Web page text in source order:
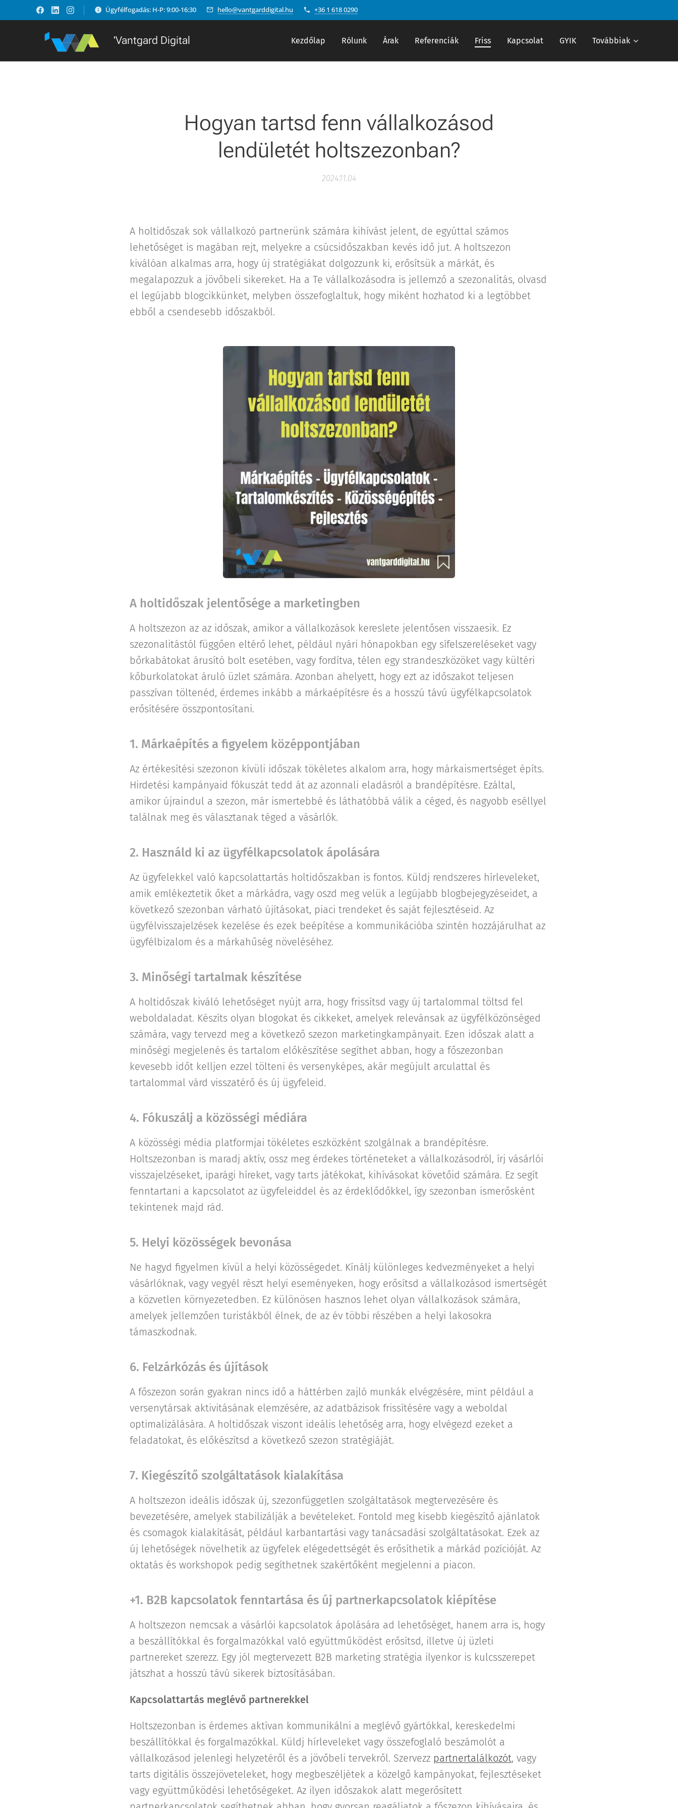
Ügyfélfogadás: H-P: 9:00-16:30 hello@vantgarddigital.hu +36 1 618 0290
'Vantgard Digital Kezdőlap Rólunk Árak Referenciák Friss Kapcsolat GYIK Továbbiak
Hogyan tartsd fenn vállalkozásod
lendületét holtszezonban?
2024.11.04
A holtidőszak sok vállalkozó partnerünk számára kihívást jelent, de egyúttal számos
lehetőséget is magában rejt, melyekre a csúcsidőszakban kevés idő jut. A holtszezon
kiválóan alkalmas arra, hogy új stratégiákat dolgozzunk ki, erősítsük a márkát, és
megalapozzuk a jövőbeli sikereket. Ha a Te vállalkozásodra is jellemző a szezonalitás, olvasd
el legújabb blogcikkünket, melyben összefoglaltuk, hogy miként hozhatod ki a legtöbbet
ebből a csendesebb időszakból.
A holtidőszak jelentősége a marketingben
A holtszezon az az időszak, amikor a vállalkozások kereslete jelentősen visszaesik. Ez
szezonalitástól függően eltérő lehet, például nyári hónapokban egy sífelszereléseket vagy
bőrkabátokat árusító bolt esetében, vagy fordítva, télen egy strandeszközöket vagy kültéri
kőburkolatokat áruló üzlet számára. Azonban ahelyett, hogy ezt az időszakot teljesen
passzívan töltenéd, érdemes inkább a márkaépítésre és a hosszú távú ügyfélkapcsolatok
erősítésére összpontosítani.
1. Márkaépítés a figyelem középpontjában
Az értékesítési szezonon kívüli időszak tökéletes alkalom arra, hogy márkaismertséget építs.
Hirdetési kampányaid fókuszát tedd át az azonnali eladásról a brandépítésre. Ezáltal,
amikor újraindul a szezon, már ismertebbé és láthatóbbá válik a céged, és nagyobb eséllyel
találnak meg és választanak téged a vásárlók.
2. Használd ki az ügyfélkapcsolatok ápolására
Az ügyfelekkel való kapcsolattartás holtidőszakban is fontos. Küldj rendszeres hírleveleket,
amik emlékeztetik őket a márkádra, vagy oszd meg velük a legújabb blogbejegyzéseidet, a
következő szezonban várható újításokat, piaci trendeket és saját fejlesztéseid. Az
ügyfélvisszajelzések kezelése és ezek beépítése a kommunikációba szintén hozzájárulhat az
ügyfélbizalom és a márkahűség növeléséhez.
3. Minőségi tartalmak készítése
A holtidőszak kiváló lehetőséget nyújt arra, hogy frissítsd vagy új tartalommal töltsd fel
weboldaladat. Készíts olyan blogokat és cikkeket, amelyek relevánsak az ügyfélközönséged
számára, vagy tervezd meg a következő szezon marketingkampányait. Ezen időszak alatt a
minőségi megjelenés és tartalom előkészítése segíthet abban, hogy a főszezonban
kevesebb időt kelljen ezzel tölteni és versenyképes, akár megújult arculattal és
tartalommal várd visszatérő és új ügyfeleid.
4. Fókuszálj a közösségi médiára
A közösségi média platformjai tökéletes eszközként szolgálnak a brandépítésre.
Holtszezonban is maradj aktív, ossz meg érdekes történeteket a vállalkozásodról, írj vásárlói
visszajelzéseket, iparági híreket, vagy tarts játékokat, kihívásokat követőid számára. Ez segít
fenntartani a kapcsolatot az ügyfeleiddel és az érdeklődőkkel, így szezonban ismerősként
tekintenek majd rád.
5. Helyi közösségek bevonása
Ne hagyd figyelmen kívül a helyi közösségedet. Kínálj különleges kedvezményeket a helyi
vásárlóknak, vagy vegyél részt helyi eseményeken, hogy erősítsd a vállalkozásod ismertségét
a közvetlen környezetedben. Ez különösen hasznos lehet olyan vállalkozások számára,
amelyek jellemzően turistákból élnek, de az év többi részében a helyi lakosokra
támaszkodnak.
6. Felzárkózás és újítások
A főszezon során gyakran nincs idő a háttérben zajló munkák elvégzésére, mint például a
versenytársak aktivitásának elemzésére, az adatbázisok frissítésére vagy a weboldal
optimalizálására. A holtidőszak viszont ideális lehetőség arra, hogy elvégezd ezeket a
feladatokat, és előkészítsd a következő szezon stratégiáját.
7. Kiegészítő szolgáltatások kialakítása
A holtszezon ideális időszak új, szezonfüggetlen szolgáltatások megtervezésére és
bevezetésére, amelyek stabilizálják a bevételeket. Fontold meg kisebb kiegészítő ajánlatok
és csomagok kialakítását, például karbantartási vagy tanácsadási szolgáltatásokat. Ezek az
új lehetőségek növelhetik az ügyfelek elégedettségét és erősíthetik a márkád pozícióját. Az
oktatás és workshopok pedig segíthetnek szakértőként megjelenni a piacon.
+1. B2B kapcsolatok fenntartása és új partnerkapcsolatok kiépítése
A holtszezon nemcsak a vásárlói kapcsolatok ápolására ad lehetőséget, hanem arra is, hogy
a beszállítókkal és forgalmazókkal való együttműködést erősítsd, illetve új üzleti
partnereket szerezz. Egy jól megtervezett B2B marketing stratégia ilyenkor is kulcsszerepet
játszhat a hosszú távú sikerek biztosításában.
Kapcsolattartás meglévő partnerekkel
Holtszezonban is érdemes aktívan kommunikálni a meglévő gyártókkal, kereskedelmi
beszállítókkal és forgalmazókkal. Küldj hírleveleket vagy összefoglaló beszámolót a
vállalkozásod jelenlegi helyzetéről és a jövőbeli tervekről. Szervezz partnertalálkozót, vagy
tarts digitális összejöveteleket, hogy megbeszéljétek a közelgő kampányokat, fejlesztéseket
vagy együttműködési lehetőségeket. Az ilyen időszakok alatt megerősített